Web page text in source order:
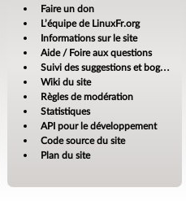
Faire un don
L’équipe de LinuxFr.org
Informations sur le site
Aide / Foire aux questions
Suivi des suggestions et bogues
Wiki du site
Règles de modération
Statistiques
API pour le développement
Code source du site
Plan du site